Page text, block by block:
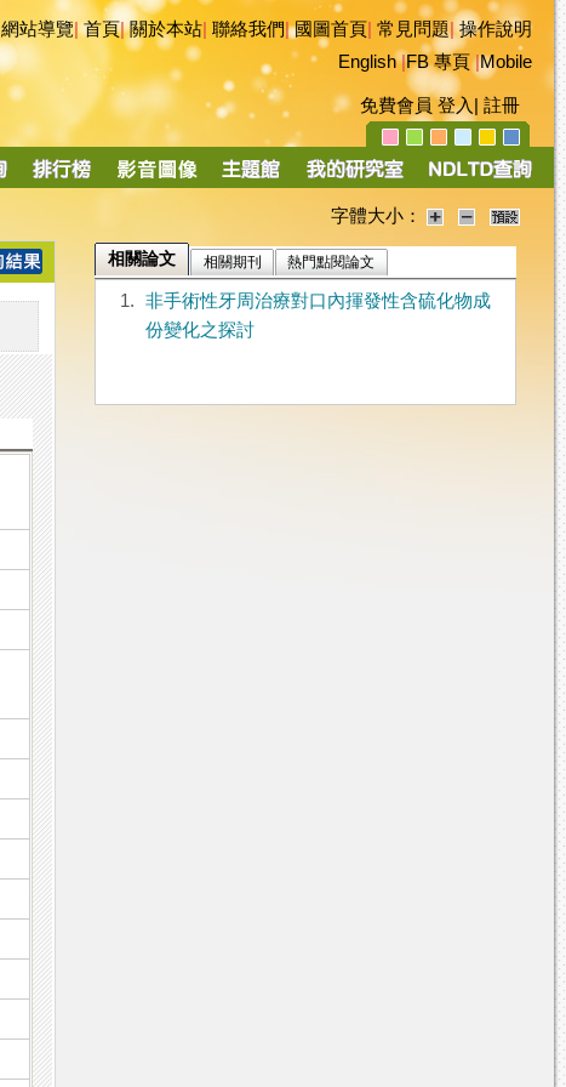
網站導覽|首頁|關於本站 聯絡我們|國圖首頁 常見問題|操作說明
English|FB 專頁|Mobile
免費會員 登入 註冊
字體大小：
相關論文 相關期刊 熱門點閱論文
1.
非手術性牙周治療對口內揮發性含硫化物成
份變化之探討